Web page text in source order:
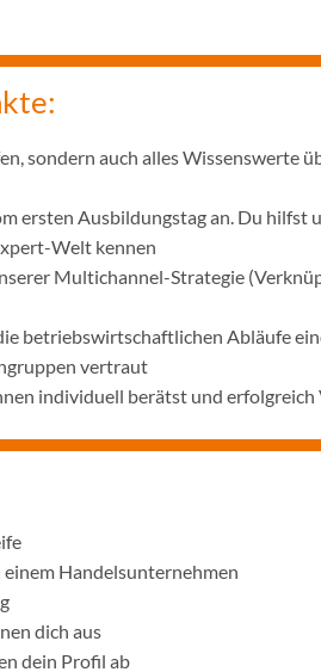
sondern auch alles Wissenswerte
ersten Ausbildungstag an. Du hilfst
Welt kennen
Multichannel-Strategie
betriebswirtschaftlichen Abläufe
vertraut
individuell berätst und erfolgreich
Handelsunternehmen
dich aus
dein Profil ab